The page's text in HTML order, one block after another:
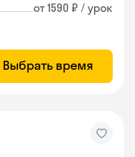
от 1590 ₽ / урок
Выбрать время